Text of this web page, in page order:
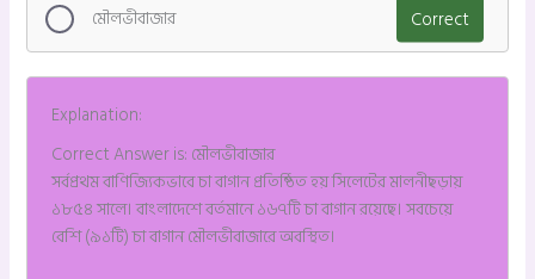
মৌলভীবাজার Correct
Explanation:
Correct Answer is: মৌলভীবাজার
সর্বপ্রথম বাণিজ্যিকভাবে চা বাগান প্রতিষ্ঠিত হয় সিলেটের মালনীছড়ায়
১৮৫৪ সালে। বাংলাদেশে বর্তমানে ১৬৭টি চা বাগান রয়েছে। সবচেয়ে
বেশি (৯১টি) চা বাগান মৌলভীবাজারে অবস্থিত।